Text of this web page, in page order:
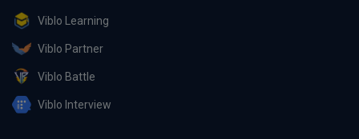
Viblo Learning
Viblo Partner
Viblo Battle
Viblo Interview